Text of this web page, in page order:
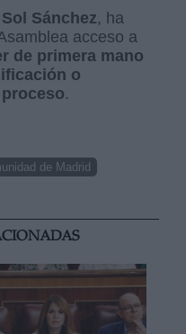
Sol Sánchez, ha
acceso a
de primera mano
o
.
de Madrid